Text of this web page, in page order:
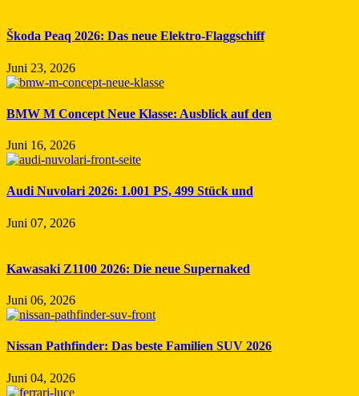
Škoda Peaq 2026: Das neue Elektro-Flaggschiff
Juni 23, 2026
BMW M Concept Neue Klasse: Ausblick auf den
Juni 16, 2026
Audi Nuvolari 2026: 1.001 PS, 499 Stück und
Juni 07, 2026
Kawasaki Z1100 2026: Die neue Supernaked
Juni 06, 2026
Nissan Pathfinder: Das beste Familien SUV 2026
Juni 04, 2026